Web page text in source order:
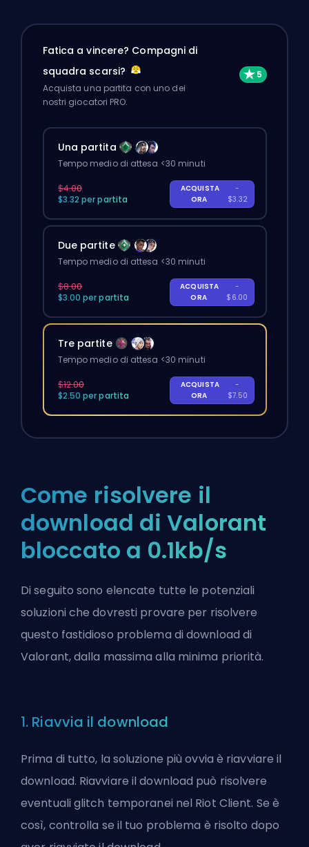
Fatica a vincere? Compagni di
squadra scarsi?
Acquista una partita con uno dei
nostri giocatori PRO.
Una partita
Tempo medio di attesa <30 minuti
$4.00
$3.32 per partita
ACQUISTA
ORA
-
$3.32
Due partite
Tempo medio di attesa <30 minuti
$8.00
$3.00 per partita
ACQUISTA
ORA
-
$6.00
Tre partite
Tempo medio di attesa <30 minuti
$12.00
$2.50 per partita
ACQUISTA
ORA
-
$7.50
Come risolvere il
download di Valorant
bloccato a 0.1kb/s
Di seguito sono elencate tutte le potenziali
soluzioni che dovresti provare per risolvere
questo fastidioso problema di download di
Valorant, dalla massima alla minima priorità.
1. Riavvia il download
Prima di tutto, la soluzione più ovvia è riavviare il
download. Riavviare il download può risolvere
eventuali glitch temporanei nel Riot Client. Se è
così, controlla se il tuo problema è risolto dopo